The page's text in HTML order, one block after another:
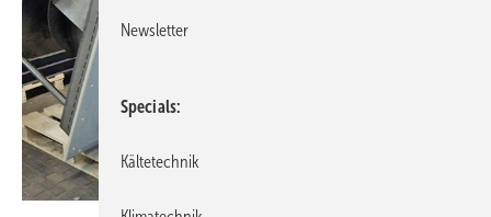
Newsletter
Specials
Kältetechnik